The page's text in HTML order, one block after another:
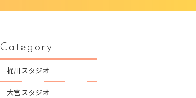
Category
桶川スタジオ
大宮スタジオ